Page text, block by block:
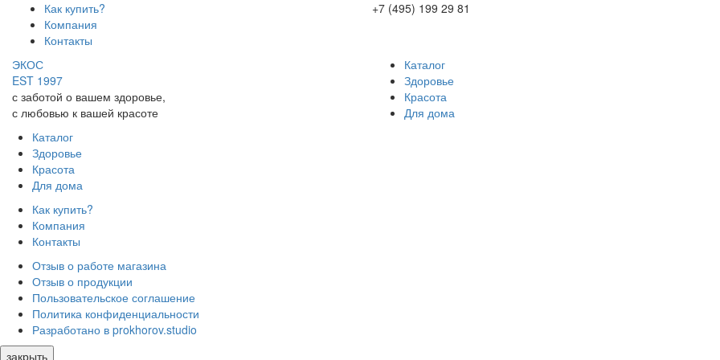
Как купить?
Компания
Контакты
+7 (495) 199 29 81
ЭКОС
EST 1997
с заботой о вашем здоровье,
с любовью к вашей красоте
Каталог
Здоровье
Красота
Для дома
Каталог
Здоровье
Красота
Для дома
Как купить?
Компания
Контакты
Отзыв о работе магазина
Отзыв о продукции
Пользовательское соглашение
Политика конфиденциальности
Разработано в prokhorov.studio
закрыть